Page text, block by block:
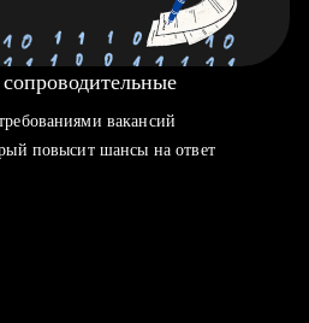
вакансий
повысит шансы на ответ